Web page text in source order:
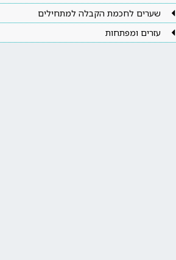
שערים לחכמת הקבלה למתחילים
עזרים ומפתחות